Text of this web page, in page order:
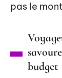
pas le
budget